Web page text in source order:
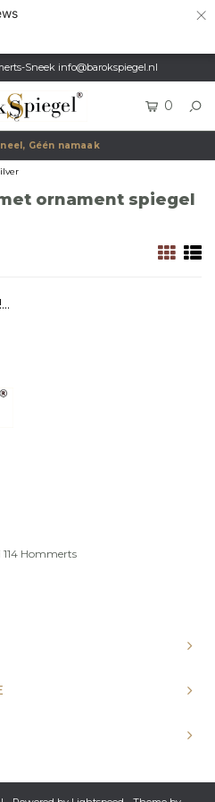
×
Sneek info@barokspiegel.nl
0
Géén namaak
ornament spiegel
114 Hommerts